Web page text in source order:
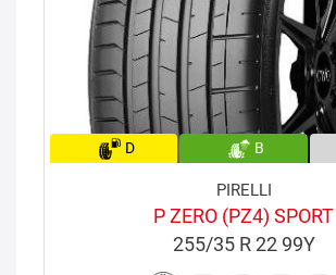
D B
PIRELLI
P ZERO (PZ4) SPORT
255/35 R 22 99Y